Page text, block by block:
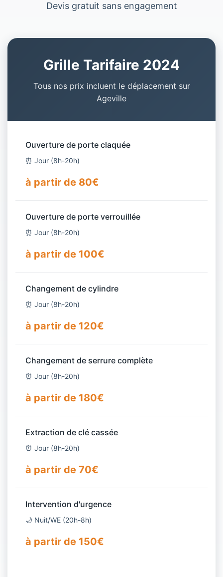
Devis gratuit sans engagement
Grille Tarifaire 2024
Tous nos prix incluent le déplacement sur
Ageville
Ouverture de porte claquée
⏰ Jour (8h-20h)
à partir de 80€
Ouverture de porte verrouillée
⏰ Jour (8h-20h)
à partir de 100€
Changement de cylindre
⏰ Jour (8h-20h)
à partir de 120€
Changement de serrure complète
⏰ Jour (8h-20h)
à partir de 180€
Extraction de clé cassée
⏰ Jour (8h-20h)
à partir de 70€
Intervention d'urgence
🌙 Nuit/WE (20h-8h)
à partir de 150€